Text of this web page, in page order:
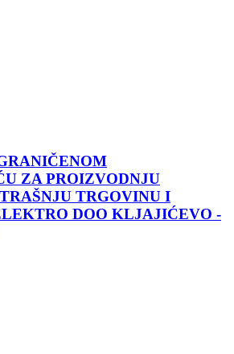
ZA PROIZVODNJU
TRGOVINU I
DOO KLJAJIĆEVO -